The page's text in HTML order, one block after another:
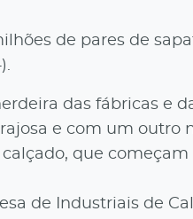
de pares de
das fábricas e
e com um outro
que começam
de Industriais de